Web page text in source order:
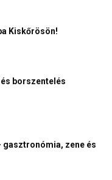
Kiskőrösön!
borszentelés
zene és